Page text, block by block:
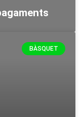
BÀSQUET